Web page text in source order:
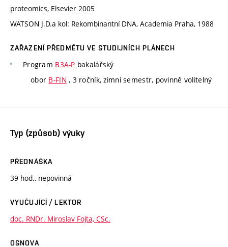
proteomics, Elsevier 2005
WATSON J.D.a kol: Rekombinantní DNA, Academia Praha, 1988
ZAŘAZENÍ PŘEDMĚTU VE STUDIJNÍCH PLÁNECH
Program B3A-P bakalářský
obor B-FIN , 3 ročník, zimní semestr, povinně volitelný
Typ (způsob) výuky
PŘEDNÁŠKA
39 hod., nepovinná
VYUČUJÍCÍ / LEKTOR
doc. RNDr. Miroslav Fojta, CSc.
OSNOVA